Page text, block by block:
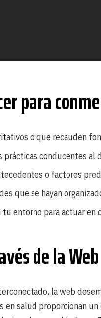
para
o que recauden
prácticas conducentes al
o factores
que se hayan
entorno para actuar en
de la Web
la web
en salud proporcionan